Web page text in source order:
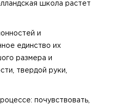
школа растет
и
единство их
размера и
твердой руки,
почувствовать,